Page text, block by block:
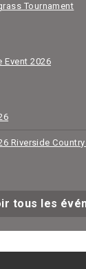
Tournament
Event 2026
Riverside
tous les